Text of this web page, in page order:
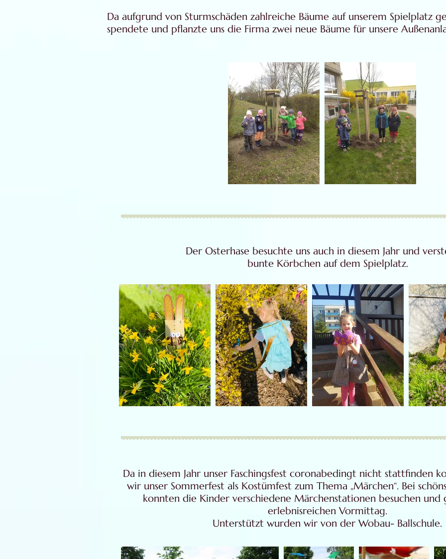
Da aufgrund von Sturmschäden zahlreiche Bäume auf unserem Spielplatz
spendete und pflanzte uns die Firma zwei neue Bäume für unsere
Der Osterhase besuchte uns auch in diesem Jahr und
bunte Körbchen auf dem Spielplatz.
Da in diesem Jahr unser Faschingsfest coronabedingt nicht stattfinden
wir unser Sommerfest als Kostümfest zum Thema „Märchen“. Bei
konnten die Kinder verschiedene Märchenstationen besuchen und
erlebnisreichen Vormittag.
Unterstützt wurden wir von der Wobau- Ballschule.